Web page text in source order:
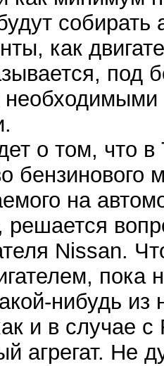
как
под
о том, что в
на
решается
Nissan.
пока
нибудь
и в случае с
агрегат. Не